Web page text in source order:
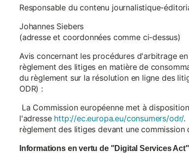
Responsable du contenu journalistique-
Johannes Siebers
(adresse et coordonnées comme ci-dessus)
Avis concernant les procédures d'arbitrage
règlement des litiges en matière de
du règlement sur la résolution en ligne des
ODR) :
La Commission européenne met à
l'adresse http://ec.europa.eu/consumers/odr/.
règlement des litiges devant une
Informations en vertu de "Digital Services Act"